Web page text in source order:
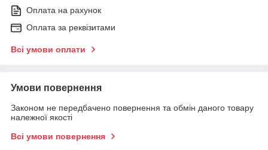
Оплата на рахунок
Оплата за реквізитами
Всі умови оплати
Умови повернення
Законом не передбачено повернення та обмін даного товару
належної якості
Всі умови повернення